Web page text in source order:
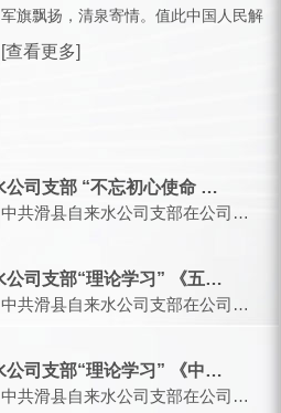
军旗飘扬，清泉寄情。值此中国人民解
放军建军99周年之际，滑县城市供水有
限公司，向全体曾身披戎装、现扎根水
[查看更多]
中共滑县自来水公司支部 “不忘初心使命 传承红色基因”主题党...
7月27日上午，中共滑县自来水公司支部在公司大会议室召开会议，组织开展“不忘初心使命 传承红色...
中共滑县自来水公司支部“理论学习” 《五起政绩观偏差典型案件...
7月24日上午，中共滑县自来水公司支部在公司大会议室召开会议，组织开展“理论学习”...
中共滑县自来水公司支部“理论学习” 《中央党的建设工作领导小...
7月17日上午，中共滑县自来水公司支部在公司大会议室召开会议，组织开展“理论学习”...